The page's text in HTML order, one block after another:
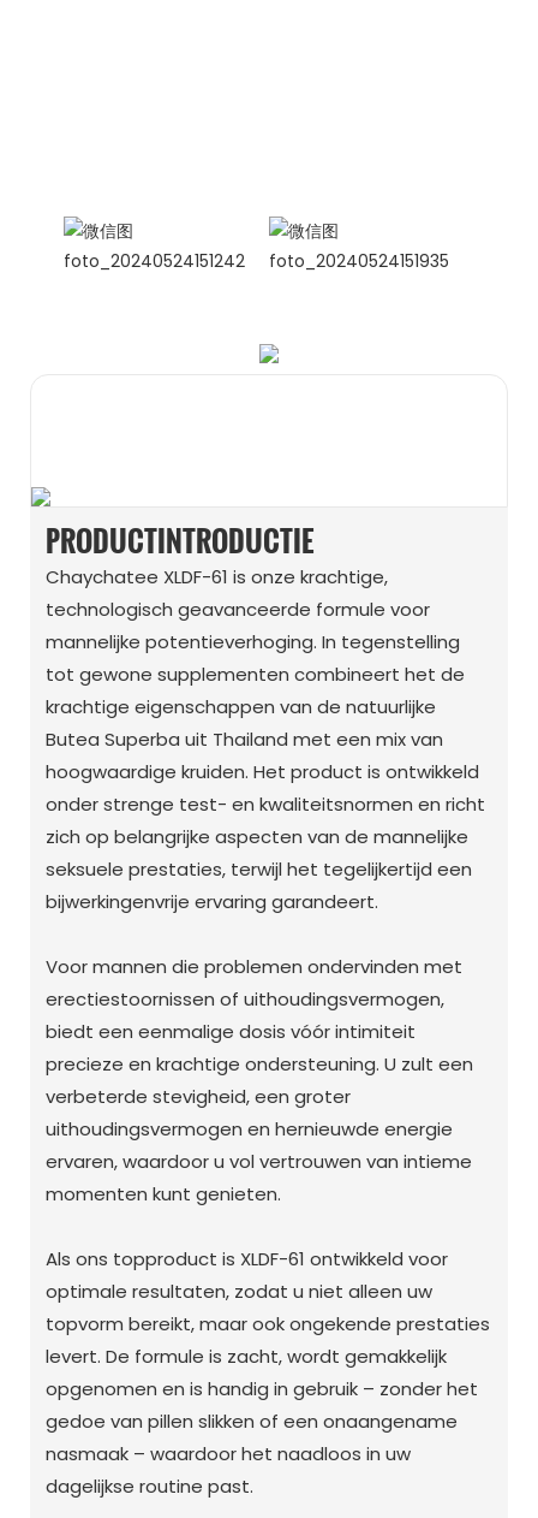
PRODUCTINTRODUCTIE
Chaychatee XLDF-61 is onze krachtige,
technologisch geavanceerde formule voor
mannelijke potentieverhoging. In tegenstelling
tot gewone supplementen combineert het de
krachtige eigenschappen van de natuurlijke
Butea Superba uit Thailand met een mix van
hoogwaardige kruiden. Het product is ontwikkeld
onder strenge test- en kwaliteitsnormen en richt
zich op belangrijke aspecten van de mannelijke
seksuele prestaties, terwijl het tegelijkertijd een
bijwerkingenvrije ervaring garandeert.
Voor mannen die problemen ondervinden met
erectiestoornissen of uithoudingsvermogen,
biedt een eenmalige dosis vóór intimiteit
precieze en krachtige ondersteuning. U zult een
verbeterde stevigheid, een groter
uithoudingsvermogen en hernieuwde energie
ervaren, waardoor u vol vertrouwen van intieme
momenten kunt genieten.
Als ons topproduct is XLDF-61 ontwikkeld voor
optimale resultaten, zodat u niet alleen uw
topvorm bereikt, maar ook ongekende prestaties
levert. De formule is zacht, wordt gemakkelijk
opgenomen en is handig in gebruik – zonder het
gedoe van pillen slikken of een onaangename
nasmaak – waardoor het naadloos in uw
dagelijkse routine past.